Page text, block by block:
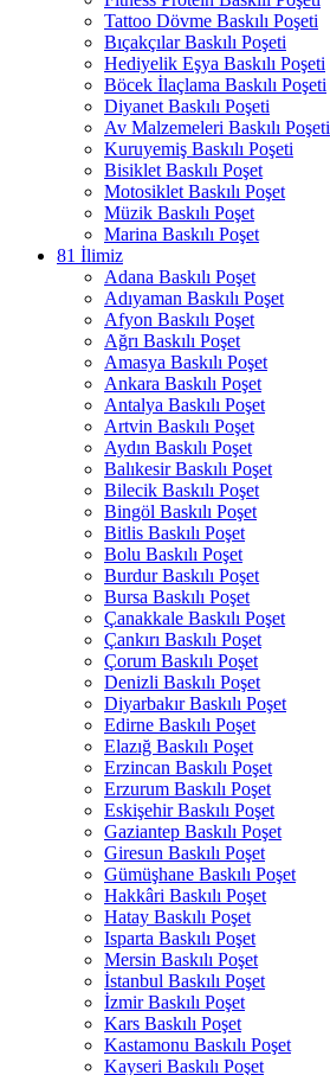
Tattoo Dövme Baskılı Poşeti
Bıçakçılar Baskılı Poşeti
Hediyelik Eşya Baskılı Poşeti
Böcek İlaçlama Baskılı Poşeti
Diyanet Baskılı Poşeti
Av Malzemeleri Baskılı Poşeti
Kuruyemiş Baskılı Poşeti
Bisiklet Baskılı Poşet
Motosiklet Baskılı Poşet
Müzik Baskılı Poşet
Marina Baskılı Poşet
81 İlimiz
Adana Baskılı Poşet
Adıyaman Baskılı Poşet
Afyon Baskılı Poşet
Ağrı Baskılı Poşet
Amasya Baskılı Poşet
Ankara Baskılı Poşet
Antalya Baskılı Poşet
Artvin Baskılı Poşet
Aydın Baskılı Poşet
Balıkesir Baskılı Poşet
Bilecik Baskılı Poşet
Bingöl Baskılı Poşet
Bitlis Baskılı Poşet
Bolu Baskılı Poşet
Burdur Baskılı Poşet
Bursa Baskılı Poşet
Çanakkale Baskılı Poşet
Çankırı Baskılı Poşet
Çorum Baskılı Poşet
Denizli Baskılı Poşet
Diyarbakır Baskılı Poşet
Edirne Baskılı Poşet
Elazığ Baskılı Poşet
Erzincan Baskılı Poşet
Erzurum Baskılı Poşet
Eskişehir Baskılı Poşet
Gaziantep Baskılı Poşet
Giresun Baskılı Poşet
Gümüşhane Baskılı Poşet
Hakkâri Baskılı Poşet
Hatay Baskılı Poşet
Isparta Baskılı Poşet
Mersin Baskılı Poşet
İstanbul Baskılı Poşet
İzmir Baskılı Poşet
Kars Baskılı Poşet
Kastamonu Baskılı Poşet
Kayseri Baskılı Poşet